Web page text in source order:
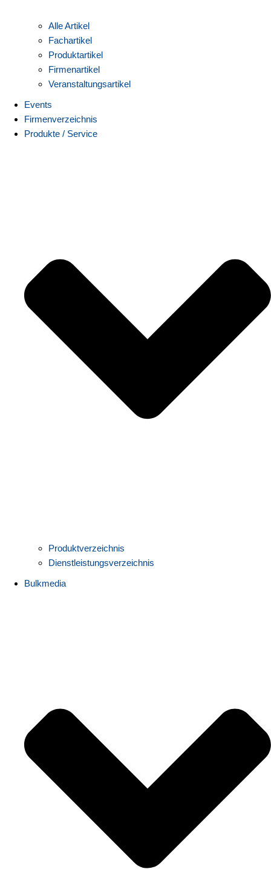
Alle Artikel
Fachartikel
Produktartikel
Firmenartikel
Veranstaltungsartikel
Events
Firmenverzeichnis
Produkte / Service
Produktverzeichnis
Dienstleistungsverzeichnis
Bulkmedia